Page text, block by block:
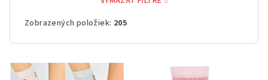
Zobrazených položiek: 205
V